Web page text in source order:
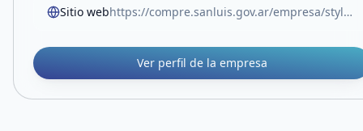
Sitio web https://compre.sanluis.gov.ar/empresa/stylo-activo
Ver perfil de la empresa